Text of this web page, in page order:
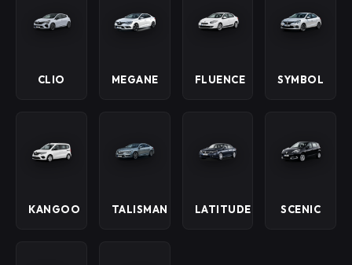
CLIO MEGANE FLUENCE SYMBOL
KANGOO TALISMAN LATITUDE SCENIC